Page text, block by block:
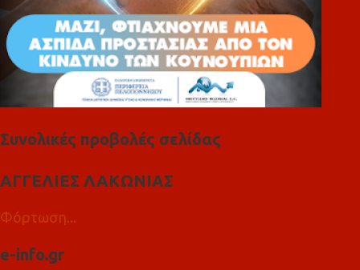
Συνολικές προβολές σελίδας
ΑΓΓΕΛΙΕΣ ΛΑΚΩΝΙΑΣ
Φόρτωση...
e-info.gr